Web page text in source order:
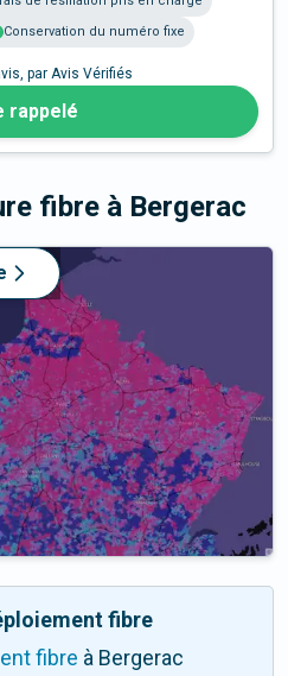
Conservation du numéro fixe
par Avis Vérifiés
rappelé
fibre à Bergerac
fibre
fibre à Bergerac